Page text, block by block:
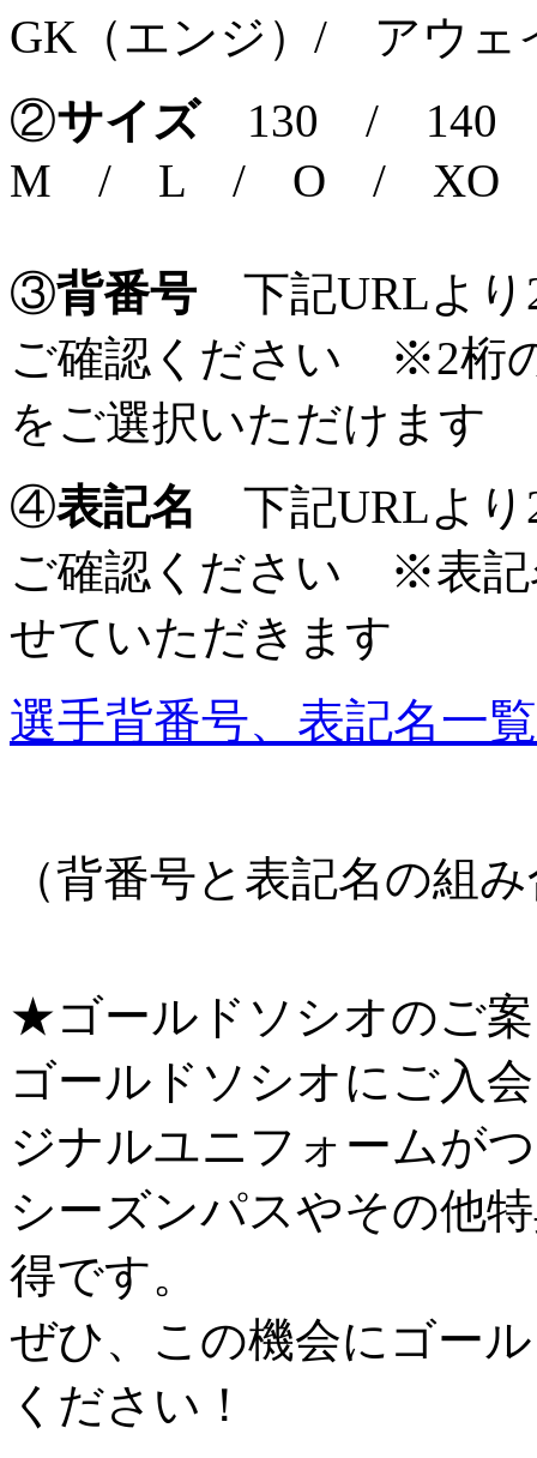
GK（エンジ）/ アウェ
②サイズ 130 /
M / L / O / XO
③背番号下記URLより
ご確認ください ※2桁
をご選択いただけます
④表記名 下記URLより
ご確認ください ※表記
せていただきます
選手背番号、表記名一
（背番号と表記名の組
★ゴールドソシオのご
ゴールドソシオにご入
ジナルユニフォームが
シーズンパスやその他
得です。
ぜひ、この機会にゴー
ください！